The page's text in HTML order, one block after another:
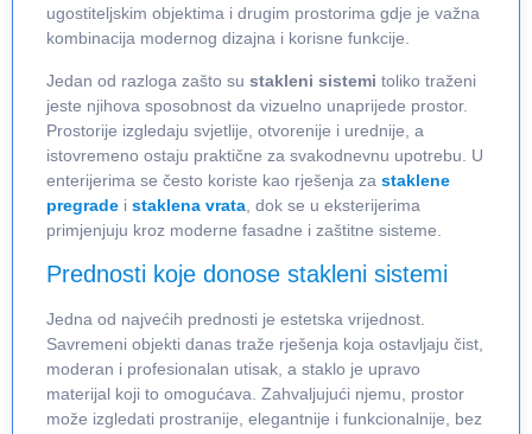
ugostiteljskim objektima i drugim prostorima gdje je važna
kombinacija modernog dizajna i korisne funkcije.
Jedan od razloga zašto su stakleni sistemi toliko traženi
jeste njihova sposobnost da vizuelno unaprijede prostor.
Prostorije izgledaju svjetlije, otvorenije i urednije, a
istovremeno ostaju praktične za svakodnevnu upotrebu. U
enterijerima se često koriste kao rješenja za staklene
pregrade i staklena vrata , dok se u eksterijerima
primjenjuju kroz moderne fasadne i zaštitne sisteme.
Prednosti koje donose stakleni sistemi
Jedna od najvećih prednosti je estetska vrijednost.
Savremeni objekti danas traže rješenja koja ostavljaju čist,
moderan i profesionalan utisak, a staklo je upravo
materijal koji to omogućava. Zahvaljujući njemu, prostor
može izgledati prostranije, elegantnije i funkcionalnije, bez